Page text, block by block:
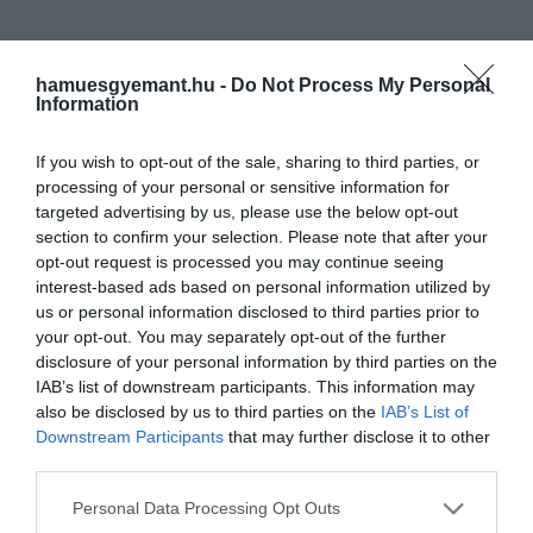
hamuesgyemant.hu - Do Not Process My Personal
Information
If you wish to opt-out of the sale, sharing to third parties, or
processing of your personal or sensitive information for
targeted advertising by us, please use the below opt-out
section to confirm your selection. Please note that after your
opt-out request is processed you may continue seeing
interest-based ads based on personal information utilized by
us or personal information disclosed to third parties prior to
your opt-out. You may separately opt-out of the further
disclosure of your personal information by third parties on the
IAB’s list of downstream participants. This information may
also be disclosed by us to third parties on the IAB’s List of
Downstream Participants that may further disclose it to other
Please note that this website/app uses one or more Google
Personal Data Processing Opt Outs